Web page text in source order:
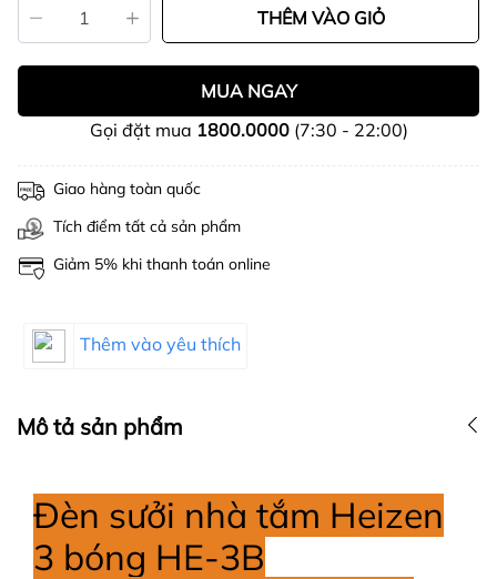
THÊM VÀO GIỎ
MUA NGAY
Gọi đặt mua 1800.0000(7:30 - 22:00)
Giao hàng toàn quốc
Tích điểm tất cả sản phẩm
Giảm 5% khi thanh toán online
Thêm vào yêu thích
Mô tả sản phẩm
Đèn sưởi nhà tắm Heizen
3 bóng HE-3B